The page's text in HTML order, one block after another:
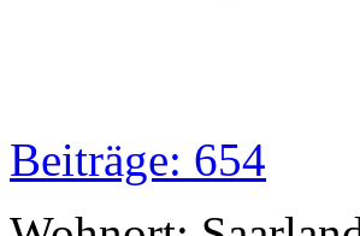
Beiträge: 654